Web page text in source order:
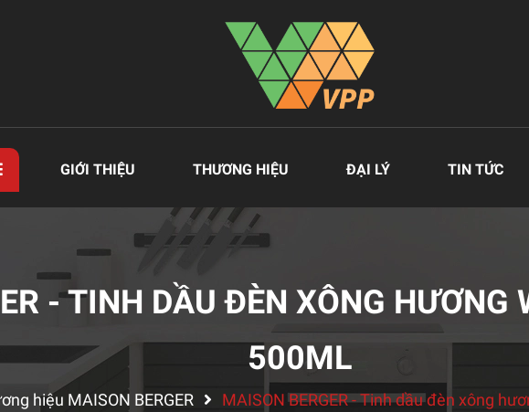
GIỚI THIỆU THƯƠNG HIỆU ĐẠI LÝ TIN TỨC
- TINH DẦU ĐÈN XÔNG HƯƠNG
500ML
hiệu MAISON BERGER MAISON BERGER - Tinh dầu đèn xông